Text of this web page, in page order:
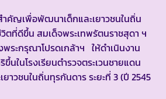
พื่อพัฒนาเด็กและเยาวชนในถิ่น
ที่ดีขึ้น สมเด็จพระเทพรัตนราชสุดา ฯ
ระกรุณาโปรดเกล้าฯ ให้ดำเนินงาน
ขึ้นในโรงเรียนตำรวจตระเวนชายแดน
าวชนในถิ่นทุรกันดาร ระยะที่ 3 (ปี 2545